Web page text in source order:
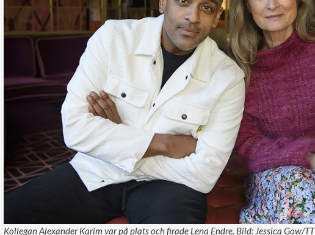
Kollegan Alexander Karim var på plats och firade Lena Endre. Bild: Jessica Gow/TT